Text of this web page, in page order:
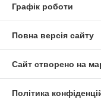
Графік роботи
Повна версія сайту
Сайт створено на
Політика